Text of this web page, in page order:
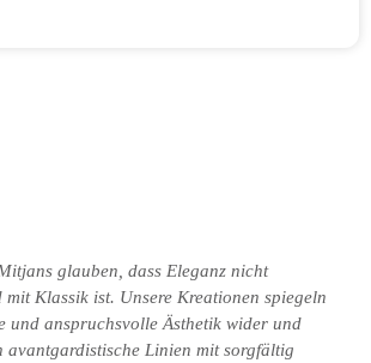
glauben, dass Eleganz nicht
mit Klassik ist. Unsere Kreationen spiegeln
und anspruchsvolle Ästhetik wider und
avantgardistische Linien mit sorgfältig